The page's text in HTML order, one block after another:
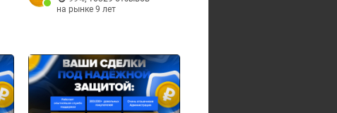
на рынке 9 лет